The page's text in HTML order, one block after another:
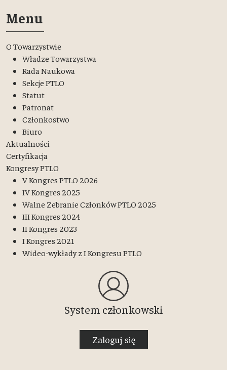
Menu
O Towarzystwie
Władze Towarzystwa
Rada Naukowa
Sekcje PTLO
Statut
Patronat
Członkostwo
Biuro
Aktualności
Certyfikacja
Kongresy PTLO
V Kongres PTLO 2026
IV Kongres 2025
Walne Zebranie Członków PTLO 2025
III Kongres 2024
II Kongres 2023
I Kongres 2021
Wideo-wykłady z I Kongresu PTLO
System członkowski
Zaloguj się